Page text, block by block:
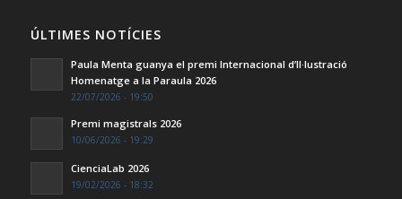
ÚLTIMES NOTÍCIES
Paula Menta guanya el premi Internacional d’Il·lustració
Homenatge a la Paraula 2026
22/07/2026 - 19:50
Premi magistrals 2026
10/06/2026 - 19:29
CienciaLab 2026
19/02/2026 - 18:32